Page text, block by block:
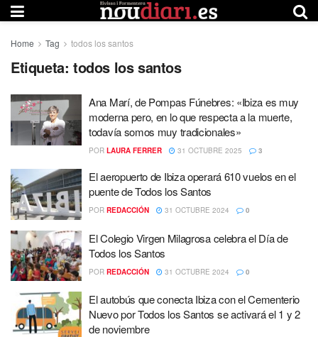
Home Tag todos los santos
Etiqueta: todos los santos
Ana Marí, de Pompas Fúnebres: «Ibiza es muy
moderna pero, en lo que respecta a la muerte,
todavía somos muy tradicionales»
POR LAURA FERRER 31 OCTUBRE 2025 3
El aeropuerto de Ibiza operará 610 vuelos en el
puente de Todos los Santos
POR REDACCIÓN 31 OCTUBRE 2024 0
El Colegio Virgen Milagrosa celebra el Día de
Todos los Santos
POR REDACCIÓN 31 OCTUBRE 2024 0
El autobús que conecta Ibiza con el Cementerio
Nuevo por Todos los Santos se activará el 1 y 2
de noviembre